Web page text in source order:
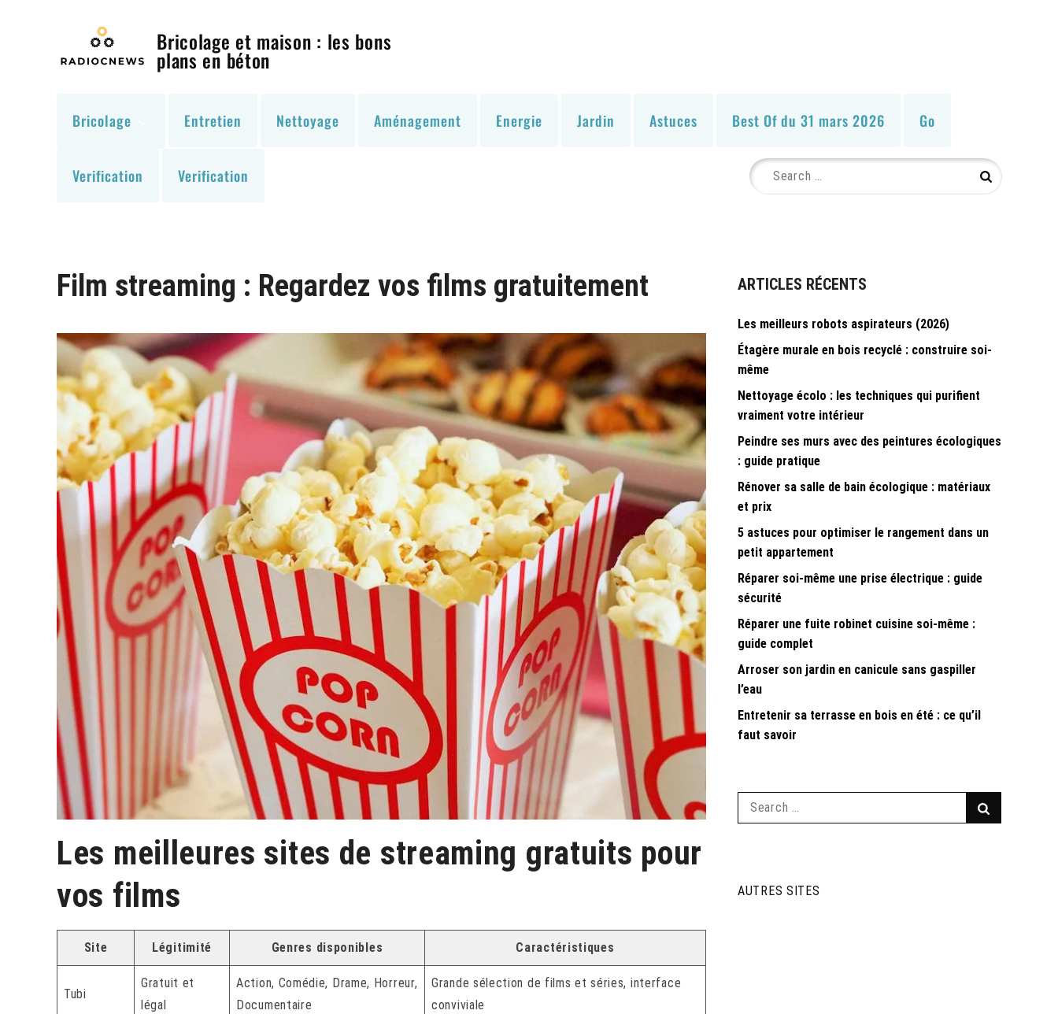
Bricolage et maison : les bons
plans en béton
Bricolage Entretien Nettoyage Aménagement Energie Jardin Astuces Best Of du 31 mars 2026 Go
Verification Verification
Search
for:
Search
Film streaming : Regardez vos films gratuitement
Les meilleures sites de streaming gratuits pour
vos films
Site Légitimité Genres disponibles Caractéristiques
Tubi
Gratuit et
légal
Action, Comédie, Drame, Horreur,
Documentaire
Grande sélection de films et séries, interface
conviviale
ARTICLES RÉCENTS
Les meilleurs robots aspirateurs (2026)
Étagère murale en bois recyclé : construire soi-
même
Nettoyage écolo : les techniques qui purifient
vraiment votre intérieur
Peindre ses murs avec des peintures écologiques
: guide pratique
Rénover sa salle de bain écologique : matériaux
et prix
5 astuces pour optimiser le rangement dans un
petit appartement
Réparer soi-même une prise électrique : guide
sécurité
Réparer une fuite robinet cuisine soi-même :
guide complet
Arroser son jardin en canicule sans gaspiller
l’eau
Entretenir sa terrasse en bois en été : ce qu’il
faut savoir
Search
AUTRES SITES